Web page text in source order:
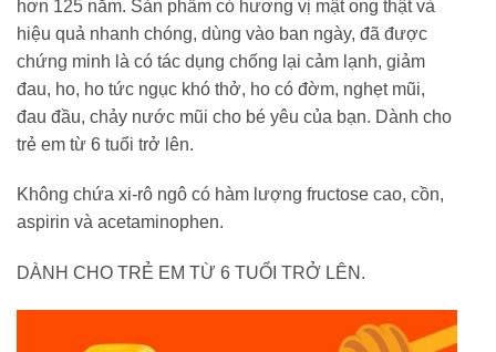
hơn 125 năm. Sản phẩm có hương vị mật ong thật và
hiệu quả nhanh chóng, dùng vào ban ngày, đã được
chứng minh là có tác dụng chống lại cảm lạnh, giảm
đau, ho, ho tức ngục khó thở, ho có đờm, nghẹt mũi,
đau đầu, chảy nước mũi cho bé yêu của bạn. Dành cho
trẻ em từ 6 tuổi trở lên.
Không chứa xi-rô ngô có hàm lượng fructose cao, cồn,
aspirin và acetaminophen.
DÀNH CHO TRẺ EM TỪ 6 TUỔI TRỞ LÊN.